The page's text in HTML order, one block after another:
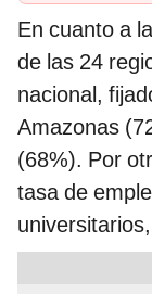
En cuanto a
de las 24
nacional,
Amazonas
(68%). Por
tasa de